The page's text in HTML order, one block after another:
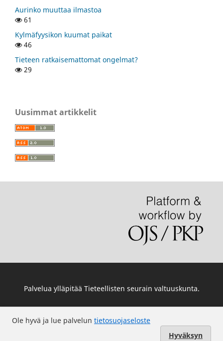
Aurinko muuttaa ilmastoa
61
Kylmäfyysikon kuumat paikat
46
Tieteen ratkaisemattomat ongelmat?
29
Uusimmat artikkelit
Ole hyvä ja lue palvelun tietosuojaseloste
Hyväksyn
Palvelua ylläpitää Tieteellisten seurain valtuuskunta.